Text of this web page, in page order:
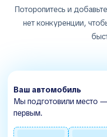
Поторопитесь и
нет конкуренции,
Ваш автомобиль
Мы подготовили место
первым.